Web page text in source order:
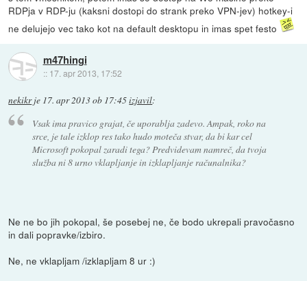
RDPja v RDP-ju (kaksni dostopi do strank preko VPN-jev) hotkey-i
ne delujejo vec tako kot na default desktopu in imas spet festo
m47hingi
:: 17. apr 2013, 17:52
nekikrje 17. apr 2013 ob 17:45izjavil:
Vsak ima pravico grajat, če uporablja zadevo. Ampak, roko na
srce, je tale izklop res tako hudo moteča stvar, da bi kar cel
Microsoft pokopal zaradi tega? Predvidevam namreč, da tvoja
služba ni 8 urno vklapljanje in izklapljanje računalnika?
Ne ne bo jih pokopal, še posebej ne, če bodo ukrepali pravočasno
in dali popravke/izbiro.
Ne, ne vklapljam /izklapljam 8 ur :)